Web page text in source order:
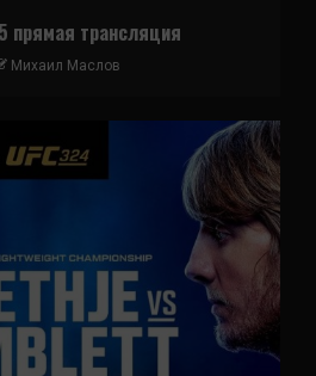
прямая трансляция
Михаил Маслов